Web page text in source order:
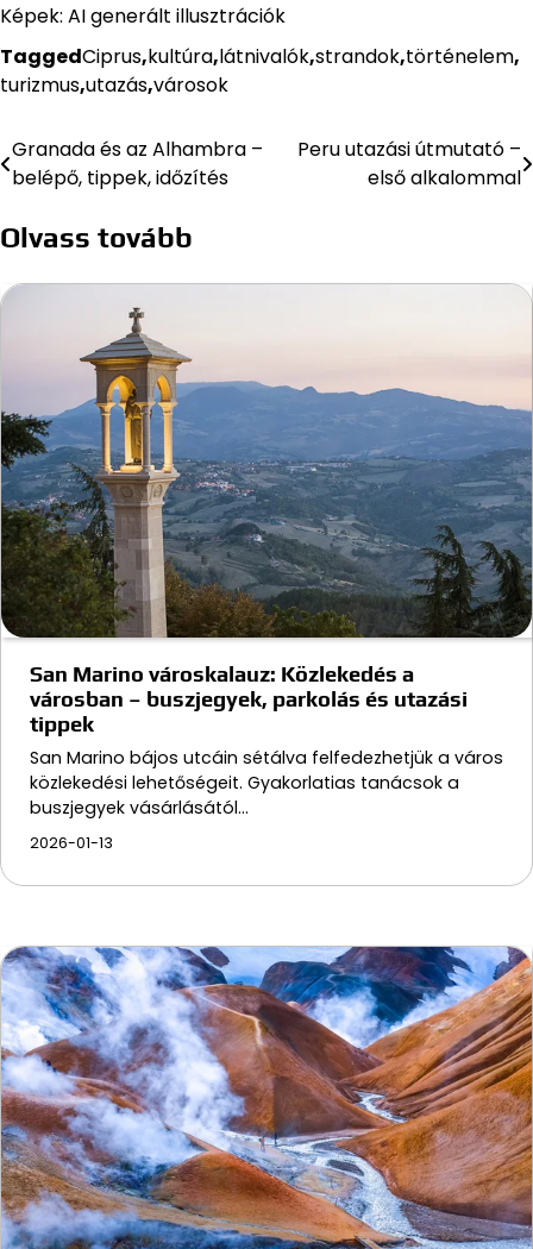
Képek: AI generált illusztrációk
TaggedCiprus,kultúra,látnivalók,strandok,történelem,
turizmus,utazás,városok
Bejegyzés
navigáció
Granada és az Alhambra –
belépő, tippek, időzítés
Peru utazási útmutató –
első alkalommal
Olvass tovább
San Marino városkalauz: Közlekedés a
városban – buszjegyek, parkolás és utazási
tippek
San Marino bájos utcáin sétálva felfedezhetjük a város
közlekedési lehetőségeit. Gyakorlatias tanácsok a
buszjegyek vásárlásától…
2026-01-13